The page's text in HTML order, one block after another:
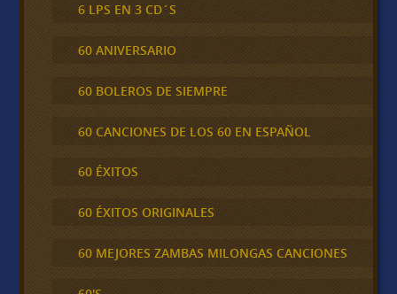
6 LPS EN 3 CD´S
60 ANIVERSARIO
60 BOLEROS DE SIEMPRE
60 CANCIONES DE LOS 60 EN ESPAÑOL
60 ÉXITOS
60 ÉXITOS ORIGINALES
60 MEJORES ZAMBAS MILONGAS CANCIONES